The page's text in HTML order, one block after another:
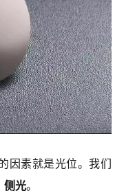
因素就是光位。我们
侧光。